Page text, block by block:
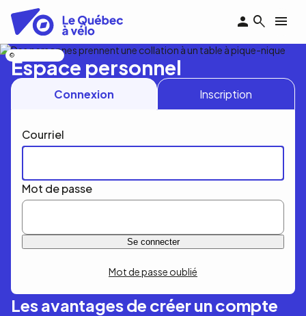
contenu
principal
Espace personnel
Connexion Inscription
Courriel
Mot de passe
Mot de passe oublié
Les avantages de créer un compte